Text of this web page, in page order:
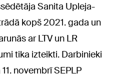
Sanita Upleja-
kopš 2021. gada un
ar LTV un LR
tika izteikti. Darbinieki
novembrī SEPLP